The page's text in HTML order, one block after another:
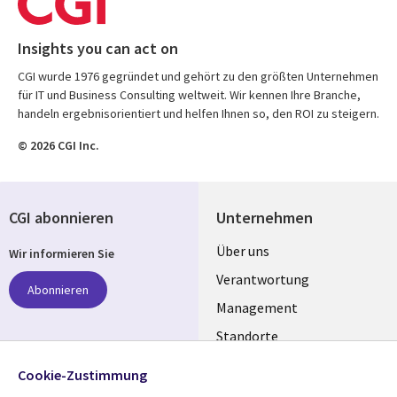
Insights you can act on
CGI wurde 1976 gegründet und gehört zu den größten Unternehmen
für IT und Business Consulting weltweit. Wir kennen Ihre Branche,
handeln ergebnisorientiert und helfen Ihnen so, den ROI zu steigern.
© 2026 CGI Inc.
Unternehmen
Useful
links
GERMANY
Über uns
Verantwortung
Management
Standorte
CGI abonnieren
Wir informieren Sie
Abonnieren
Folgen Sie uns
Cookie-Zustimmung